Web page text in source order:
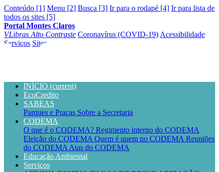
Conteúdo [1] Menu [2] Busca [3] Ir para o rodapé [4] Ir para lista de
todos os sites [5]
Portal Montes Claros
VLibras Alto Contraste Coronavírus (COVID-19) Acessibilidade
Serviços Sites
INÍCIO (current)
EcoCredito
SABEAS
Parques e Praças Sobre a Secretaria
CODEMA
O que é o CODEMA? Regimento interno do CODEMA
Eleição do CODEMA Quem é quem no CODEMA Reuniões
do CODEMA Atas do CODEMA
Educação Ambiental
Serviços